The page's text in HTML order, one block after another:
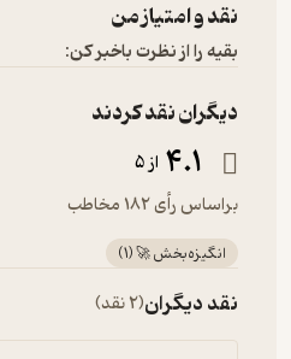
نقد و امتیاز من
بقیه را از نظرت باخبر کن:
دیگران نقد کردند
4.1 از 5
براساس رأی 182 مخاطب
انگیزه‌بخش 🚀(
1
)
نقد دیگران(2 نقد)